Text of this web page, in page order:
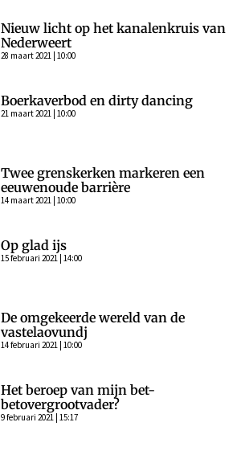
Nieuw licht op het kanalenkruis van
Nederweert
28 maart 2021 | 10:00
Boerkaverbod en dirty dancing
21 maart 2021 | 10:00
Twee grenskerken markeren een
eeuwenoude barrière
14 maart 2021 | 10:00
Op glad ijs
15 februari 2021 | 14:00
De omgekeerde wereld van de
vastelaovundj
14 februari 2021 | 10:00
Het beroep van mijn bet-
betovergrootvader?
9 februari 2021 | 15:17